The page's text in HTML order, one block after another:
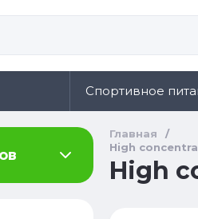
Спортивное
Главная
/
High
High